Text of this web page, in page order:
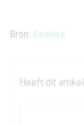
Bron: Reuters
Heeft dit